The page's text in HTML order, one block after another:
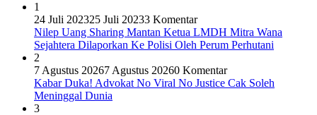
1
24 Juli 202325 Juli 20233 Komentar
Nilep Uang Sharing Mantan Ketua LMDH Mitra Wana
Sejahtera Dilaporkan Ke Polisi Oleh Perum Perhutani
2
7 Agustus 20267 Agustus 20260 Komentar
Kabar Duka! Advokat No Viral No Justice Cak Soleh
Meninggal Dunia
3